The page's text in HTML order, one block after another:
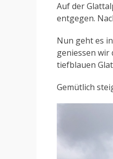
Auf der
entgegen.
Nun geht es
geniessen wir
tiefblauen
Gemütlich